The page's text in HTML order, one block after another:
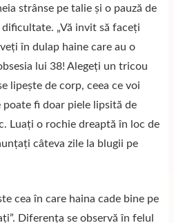
strânse pe talie și o pauză de
„Vă invit să faceți
în dulap haine care au o
lui 38! Alegeți un tricou
lipește de corp, ceea ce voi
fi doar piele lipsită de
Luați o rochie dreaptă în loc de
câteva zile la blugii pe
cea în care haina cade bine pe
Diferența se observă în felul